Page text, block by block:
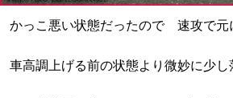
かっこ悪い状態だったので 速攻で元
車高調上げる前の状態より微妙に少し